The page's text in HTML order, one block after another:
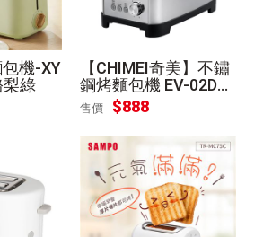
機-XY
梨綠
【CHIMEI奇美】不鏽
鋼烤麵包機 EV-02D1
TK
售價 $888